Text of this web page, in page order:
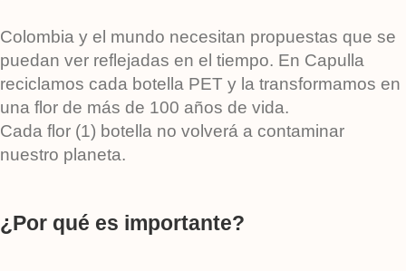
Colombia y el mundo necesitan propuestas que se
puedan ver reflejadas en el tiempo. En Capulla
reciclamos cada botella PET y la transformamos en
una flor de más de 100 años de vida.
Cada flor (1) botella no volverá a contaminar
nuestro planeta.
¿Por qué es importante?